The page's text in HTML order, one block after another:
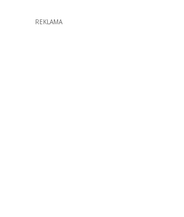
REKLAMA